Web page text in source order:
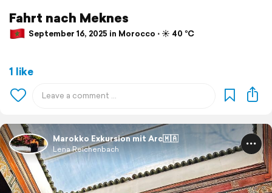
Fahrt nach Meknes
September 16, 2025 in Morocco ⋅ ☀️ 40 °C
1 like
Marokko Exkursion mit Arc🇲🇦
Lena Reichenbach